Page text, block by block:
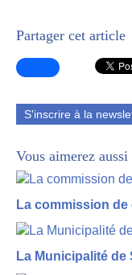
Partager cet article
S'inscrire à la
Vous aimerez aussi
La commission
La Municipalité